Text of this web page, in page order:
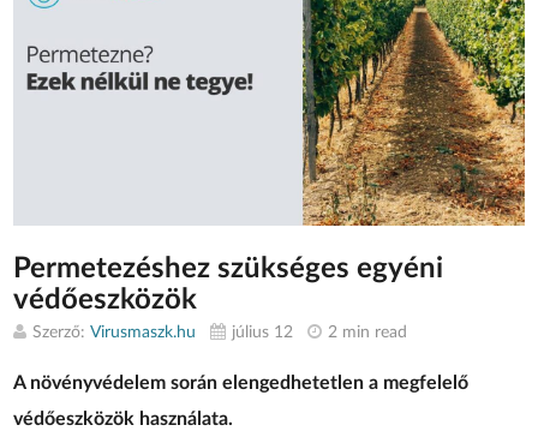
Permetezéshez szükséges egyéni
védőeszközök
Szerző:Virusmaszk.hu július 12 2 min read
A növényvédelem során elengedhetetlen a megfelelő
védőeszközök használata.